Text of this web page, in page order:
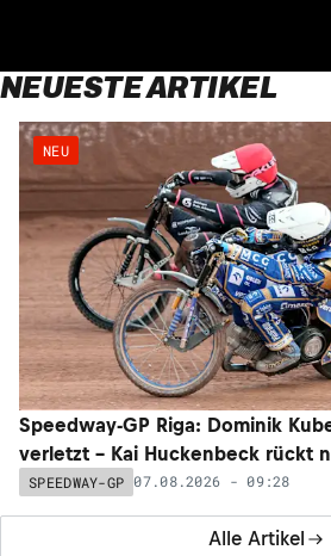
NEUESTE ARTIKEL
Alle Artikel
NEU
Speedway-GP Riga: Dominik
verletzt – Kai Huckenbeck rückt
SPEEDWAY-GP 07.08.2026 - 09:28